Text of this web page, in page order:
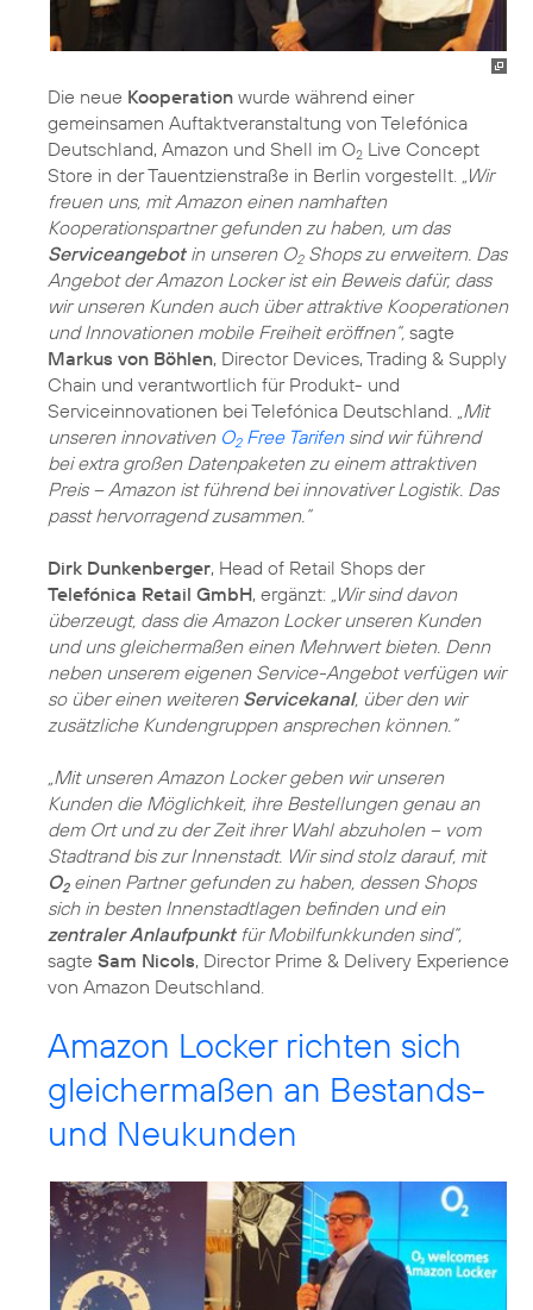
Die neue Kooperation wurde während einer
gemeinsamen Auftaktveranstaltung von Telefónica
Deutschland, Amazon und Shell im O2 Live Concept
Store in der Tauentzienstraße in Berlin vorgestellt. „Wir
freuen uns, mit Amazon einen namhaften
Kooperationspartner gefunden zu haben, um das
Serviceangebotin unseren O2Shops zu erweitern. Das
Angebot der Amazon Locker ist ein Beweis dafür, dass
wir unseren Kunden auch über attraktive Kooperationen
und Innovationen mobile Freiheit eröffnen“, sagte
Markus von Böhlen, Director Devices, Trading & Supply
Chain und verantwortlich für Produkt- und
Serviceinnovationen bei Telefónica Deutschland. „Mit
unseren innovativen O2Free Tarifensind wir führend
bei extra großen Datenpaketen zu einem attraktiven
Preis – Amazon ist führend bei innovativer Logistik. Das
passt hervorragend zusammen.“
Dirk Dunkenberger, Head of Retail Shops der
Telefónica Retail GmbH, ergänzt: „Wir sind davon
überzeugt, dass die Amazon Locker unseren Kunden
und uns gleichermaßen einen Mehrwert bieten. Denn
neben unserem eigenen Service-Angebot verfügen wir
so über einen weiteren Servicekanal, über den wir
zusätzliche Kundengruppen ansprechen können.“
„Mit unseren Amazon Locker geben wir unseren
Kunden die Möglichkeit, ihre Bestellungen genau an
dem Ort und zu der Zeit ihrer Wahl abzuholen – vom
Stadtrand bis zur Innenstadt. Wir sind stolz darauf, mit
O2einen Partner gefunden zu haben, dessen Shops
sich in besten Innenstadtlagen befinden und ein
zentraler Anlaufpunktfür Mobilfunkkunden sind“,
sagte Sam Nicols, Director Prime & Delivery Experience
von Amazon Deutschland.
Amazon Locker richten sich
gleichermaßen an Bestands-
und Neukunden